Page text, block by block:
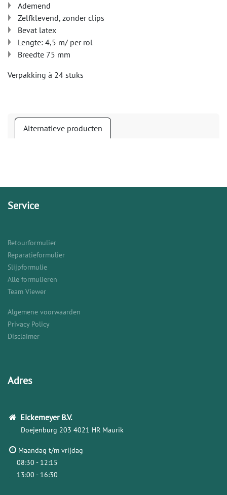
Ademend
Zelfklevend, zonder clips
Bevat latex
Lengte: 4,5 m/ per rol
Breedte 75 mm
Verpakking à 24 stuks
Alternatieve producten
Service
Retourformulier
Reparatieformulier
Slijpformulie
Alle formulieren
Team Viewer
Algemene voorwaarden
Privacy Policy
Disclaimer
Adres
Eickemeyer B.V.
Doejenburg 203 4021 HR Maurik
Maandag t/m vrijdag
08:30 - 12:15
13:00 - 16:30